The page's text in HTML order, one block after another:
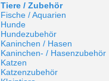
Tiere / Zubehör
Fische / Aquarien
Hunde
Hundezubehör
Kaninchen / Hasen
Kaninchen- / Hasenzubehör
Katzen
Katzenzubehör